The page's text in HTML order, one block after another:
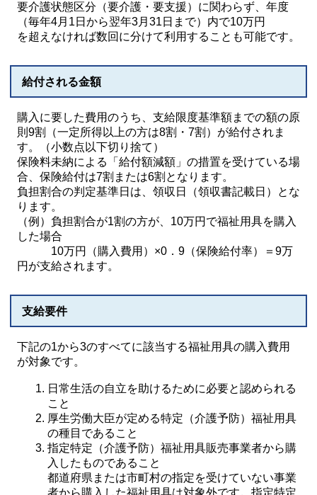
要介護状態区分（要介護・要支援）に関わらず、年度
（毎年4月1日から翌年3月31日まで）内で10万円
を超えなければ数回に分けて利用することも可能です。
給付される金額
購入に要した費用のうち、支給限度基準額までの額の原
則9割（一定所得以上の方は8割・7割）が給付されま
す。（小数点以下切り捨て）
保険料未納による「給付額減額」の措置を受けている場
合、保険給付は7割または6割となります。
負担割合の判定基準日は、領収日（領収書記載日）とな
ります。
（例）負担割合が1割の方が、10万円で福祉用具を購入
した場合
10万円（購入費用）×0．9（保険給付率）＝9万
円が支給されます。
支給要件
下記の1から3のすべてに該当する福祉用具の購入費用
が対象です。
日常生活の自立を助けるために必要と認められる
こと
厚生労働大臣が定める特定（介護予防）福祉用具
の種目であること
指定特定（介護予防）福祉用具販売事業者から購
入したものであること
都道府県または市町村の指定を受けていない事業
者から購入した福祉用具は対象外です。指定特定